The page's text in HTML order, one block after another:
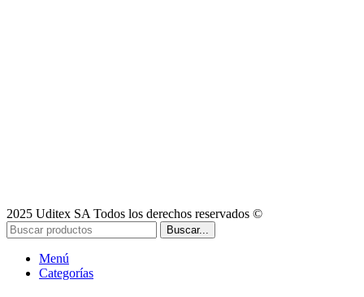
2025 Uditex SA Todos los derechos reservados ©
Buscar...
Menú
Categorías